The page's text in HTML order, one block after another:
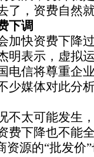
了，资费自然
下调
快资费下降
表示，虚拟
电信将尊重企
少媒体对此分
太可能发生
费下降也不能
资源的“批发价